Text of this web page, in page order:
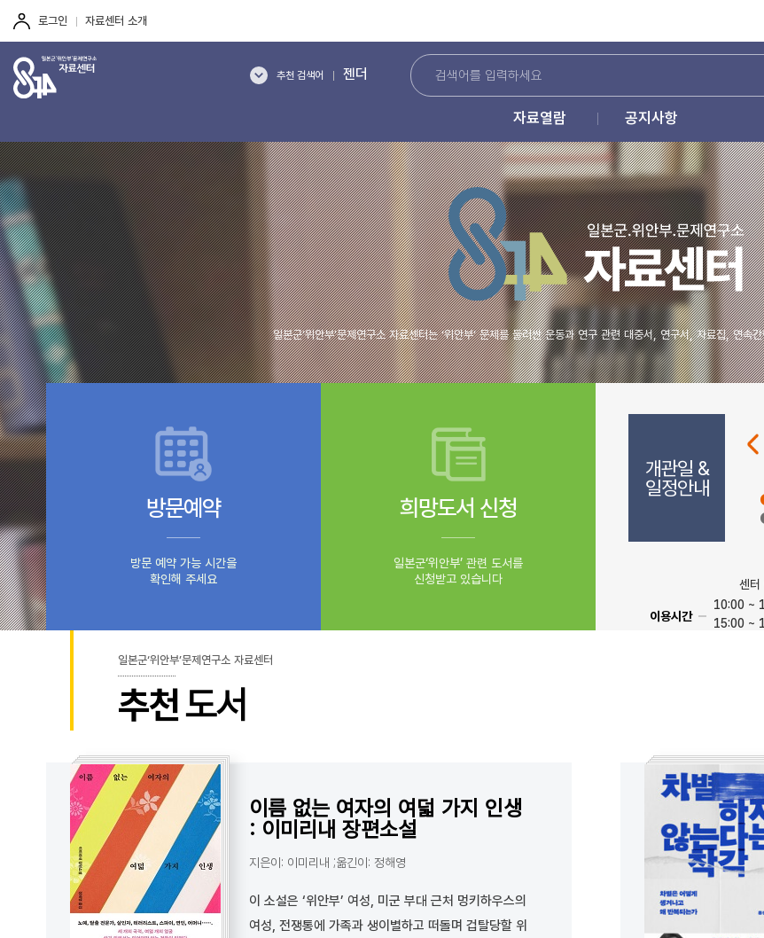
로그인 자료센터 소개
추천 검색어
젠더
여성인권
역사갈등
자료열람 공지사항
일본군‘위안부’문제연구소 자료센터는 ‘위안부’ 문제를 둘러싼 운동과 연구 관련 대중서, 연구서, 자료집, 연속
방문예약
방문 예약 가능 시간을
확인해 주세요
희망도서 신청
일본군‘위안부’ 관련 도서를
신청받고 있습니다
개관일 &
일정안내
센터
이용시간
10:00 ~
15:00 ~
일본군‘위안부’문제연구소 자료센터
추천도서
이름 없는 여자의 여덟 가지 인생
: 이미리내 장편소설
지은이: 이미리내 ;옮긴이: 정해영
이 소설은 ‘위안부’ 여성, 미군 부대 근처 멍키하우스의
여성, 전쟁통에 가족과 생이별하고 떠돌며 겁탈당할 위